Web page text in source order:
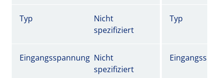
Typ
Nicht
spezifiziert
Typ
Eingangsspannung Nicht
spezifiziert